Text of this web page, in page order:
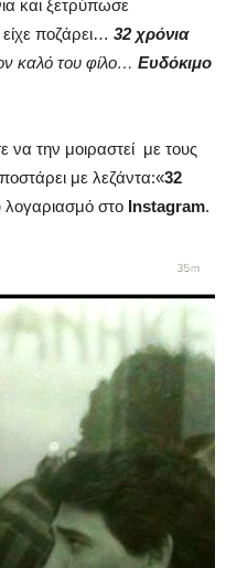
και ξετρύπωσε
ποζάρει… 32 χρόνια
καλό του φίλο… Ευδόκιμο
την μοιραστεί με τους
με λεζάντα:«32
στο Instagram.